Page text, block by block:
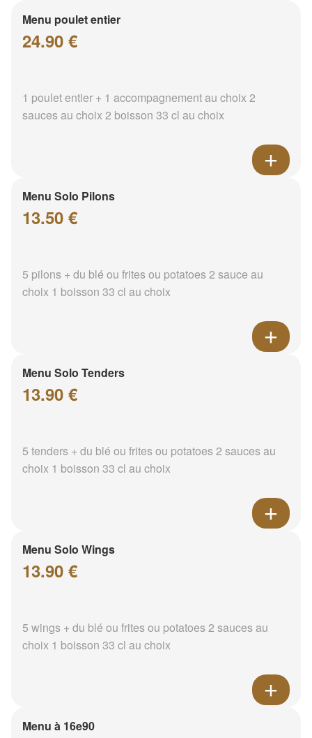
Menu poulet entier
24.90 €
1 poulet entier + 1 accompagnement au choix 2
sauces au choix 2 boisson 33 cl au choix
Menu Solo Pilons
13.50 €
5 pilons + du blé ou frites ou potatoes 2 sauce au
choix 1 boisson 33 cl au choix
Menu Solo Tenders
13.90 €
5 tenders + du blé ou frites ou potatoes 2 sauces au
choix 1 boisson 33 cl au choix
Menu Solo Wings
13.90 €
5 wings + du blé ou frites ou potatoes 2 sauces au
choix 1 boisson 33 cl au choix
Menu à 16e90